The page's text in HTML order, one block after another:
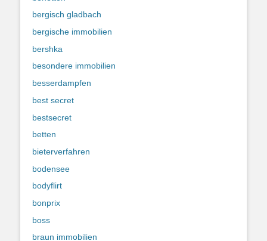
bergisch gladbach
bergische immobilien
bershka
besondere immobilien
besserdampfen
best secret
bestsecret
betten
bieterverfahren
bodensee
bodyflirt
bonprix
boss
braun immobilien